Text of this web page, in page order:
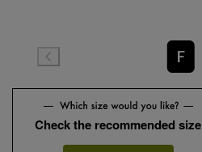
F
Check the recommended size